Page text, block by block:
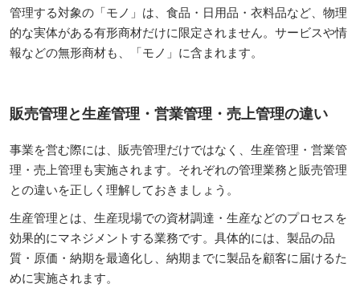
管理する対象の「モノ」は、食品・日用品・衣料品など、物理
的な実体がある有形商材だけに限定されません。サービスや情
報などの無形商材も、「モノ」に含まれます。
販売管理と生産管理・営業管理・売上管理の違い
事業を営む際には、販売管理だけではなく、生産管理・営業管
理・売上管理も実施されます。それぞれの管理業務と販売管理
との違いを正しく理解しておきましょう。
生産管理とは、生産現場での資材調達・生産などのプロセスを
効果的にマネジメントする業務です。具体的には、製品の品
質・原価・納期を最適化し、納期までに製品を顧客に届けるた
めに実施されます。